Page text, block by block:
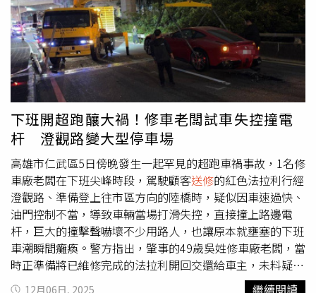
內一傳十、十傳百，最終流入電腦維修員耳中，對方於維修
過程中成功恢復檔案並將內容外洩，最終釀成風暴。王晶認
為這件事起因是陳冠希自己愛炫耀。（圖／翻攝YouTube／
王晶笑看江湖）王晶進一步表示，自己過去與陳冠希有過互
動，印象中對方是有禮貌、守時的演藝人員，「我當時作為
一個導演來看，陳冠希是一個很乖的人」，因此起初完全無
法相信豔照外流屬實，甚至懷疑是他人惡意合成。然而，當
他意外看到照片中出現長期合作的女星阿嬌，震驚之餘，也
感到難以接受。他坦言，「雖然我不是什麼正人君子，但看
到這些照片還是很難過，甚至不忍心再往下看。」王晶也強
調，陳冠希年輕時事業正盛，加上自信滿滿，難免會有炫耀
心態。他提醒：「年輕氣盛，有點成就，有時就是忍不住想
分享。」但這種無心之舉，一旦訊息外流、被有心人利用，
最終可能釀成無可挽回的災難。
下班開超跑釀大禍！修車老闆試車失控撞電
杆 澄觀路變大型停車場
高雄市仁武區5日傍晚發生一起罕見的超跑車禍事故，1名修
車廠老闆在下班尖峰時段，駕駛顧客送修的紅色法拉利行經
澄觀路、準備登上往市區方向的陸橋時，疑似因車速過快、
油門控制不當，導致車輛當場打滑失控，直接撞上路邊電
杆，巨大的撞擊聲嚇壞不少用路人，也讓原本就壅塞的下班
車潮瞬間癱瘓。警方指出，肇事的49歲吳姓修車廠老闆，當
時正準備將已維修完成的法拉利開回交還給車主，未料疑似
一時大力踩下油門，超跑強勁的動力瞬間爆發，在陸橋轉彎
12月06日, 2025